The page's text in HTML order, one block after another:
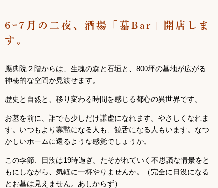
6ｰ7月の二夜、酒場「墓Bar」開店しま
す。
應典院２階からは、生魂の森と石垣と、800坪の墓地が広がる
神秘的な空間が見渡せます。
歴史と自然と、移り変わる時間を感じる都心の異世界です。
お墓を前に、誰でも少しだけ謙虚になれます。やさしくなれま
す。いつもより寡黙になる人も、饒舌になる人もいます。なつ
かしいホームに還るような感覚でしょうか。
この季節、日没は19時過ぎ。たそがれていく不思議な情景をと
もにしながら、気軽に一杯やりませんか。（完全に日没になる
とお墓は見えません。あしからず）